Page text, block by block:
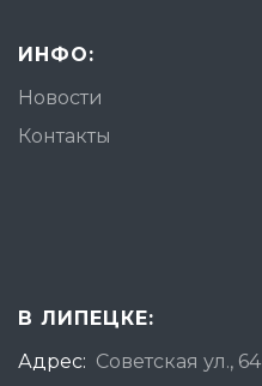
ИНФО:
Новости
Контакты
В ЛИПЕЦКЕ:
Адрес: Советская ул., 64